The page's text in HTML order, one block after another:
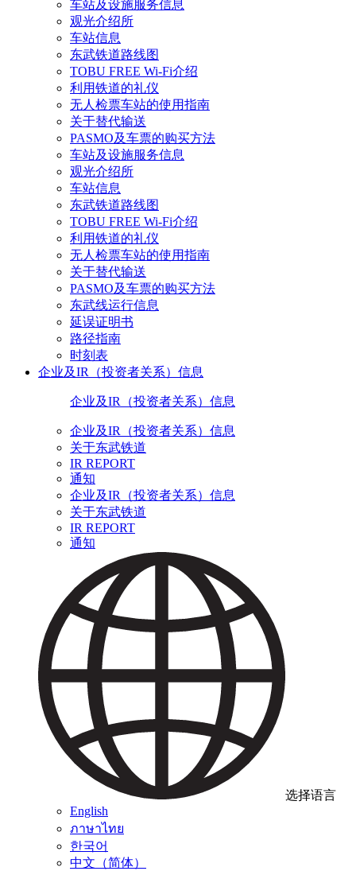
车站及设施服务信息
观光介绍所
车站信息
东武铁道路线图
TOBU FREE Wi-Fi介绍
利用铁道的礼仪
无人检票车站的使用指南
关于替代输送
PASMO及车票的购买方法
车站及设施服务信息
观光介绍所
车站信息
东武铁道路线图
TOBU FREE Wi-Fi介绍
利用铁道的礼仪
无人检票车站的使用指南
关于替代输送
PASMO及车票的购买方法
东武线运行信息
延误证明书
路径指南
时刻表
企业及IR（投资者关系）信息
企业及IR（投资者关系）信息
企业及IR（投资者关系）信息
关于东武铁道
IR REPORT
通知
企业及IR（投资者关系）信息
关于东武铁道
IR REPORT
通知
选择语言
English
ภาษาไทย
한국어
中文（简体）